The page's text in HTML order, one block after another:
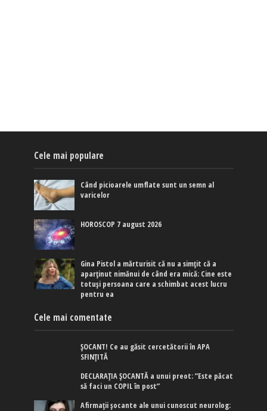
Cele mai populare
Când picioarele umflate sunt un semn al
varicelor
HOROSCOP 7 august 2026
Gina Pistol a mărturisit că nu a simțit că a
aparținut nimănui de când era mică: Cine este
totuși persoana care a schimbat acest lucru
pentru ea
Cele mai comentate
ȘOCANT! Ce au găsit cercetătorii în APA
SFINȚITĂ
DECLARAȚIA ȘOCANTĂ a unui preot: ”Este păcat
să faci un COPIL în post”
Afirmaţii şocante ale unui cunoscut neurolog: